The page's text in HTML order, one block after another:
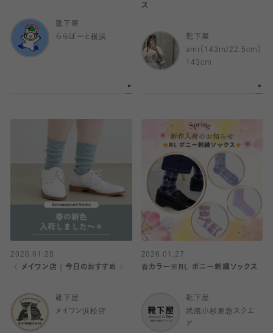
靴下屋
ららぽーと横浜
ス
靴下屋
ami（143m/22.5cm）
143cm
2026.01.28
〈 メイワン店｜今日のおすすめ 〉
靴下屋
メイワン浜松店
2026.01.27
春カラー🌸RL ポニー刺繍ソックス
靴下屋
武蔵小杉東急スクエ
ア